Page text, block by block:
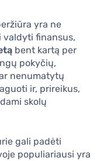
yra ne
valdyti finansus,
bent kartą per
pokyčių,
nenumatytų
ir, prireikus,
skolų
gali padėti
populiariausi yra